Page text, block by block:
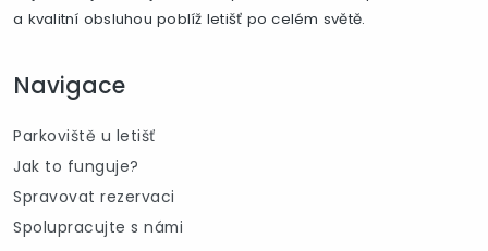
a kvalitní obsluhou poblíž letišť po celém světě.
Navigace
Parkoviště u letišť
Jak to funguje?
Spravovat rezervaci
Spolupracujte s námi